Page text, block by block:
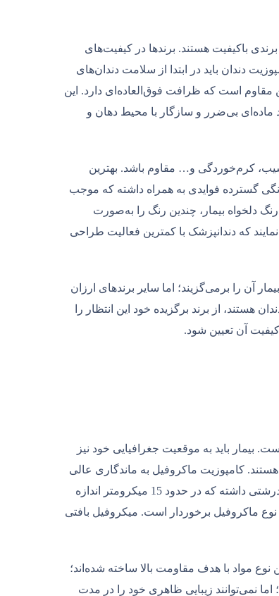
باکیفیت هستند. برندها در کیفیت‌های
دندان باید در ابتدا از سلامت دندان‌های
مقاوم است که ظرافت فوق‌العاده‌ای دارد. این
ماده‌ای بی‌ضرر و سازگار با محیط دهان و
کرم‌خوردگی و… مقاوم باشد. بهترین
گسترده فوایدی به همراه داشته که موجب
دلخواه بیمار، چندین رنگ را به‌صورت
که دندانپزشک با کمترین فعالیت طراحی
آن را برمی‌گزیند؛ اما سایر برندهای ارزان
هستند، از برند برگزیده خود این انتظار را
کیفیت آن تعیین شود.
بیمار باید به موقعیت جغرافیایی خود نیز
کامپوزیت ماکروفیل به ماندگاری عالی
معروف است؛ اما کار کردن روی آن نسبتاً دشوار خواهد بود. این نوع کامپوزیت دانه‌‎های درشتی داشته که در حدود 15 میکرومتر اندازه
ماکروفیل برخوردار است. میکروفیل بافتی
نوع مواد با هدف مقاومت بالا ساخته شده‌اند؛
اما نمی‌توانند زیبایی ظاهری خود را در مدت